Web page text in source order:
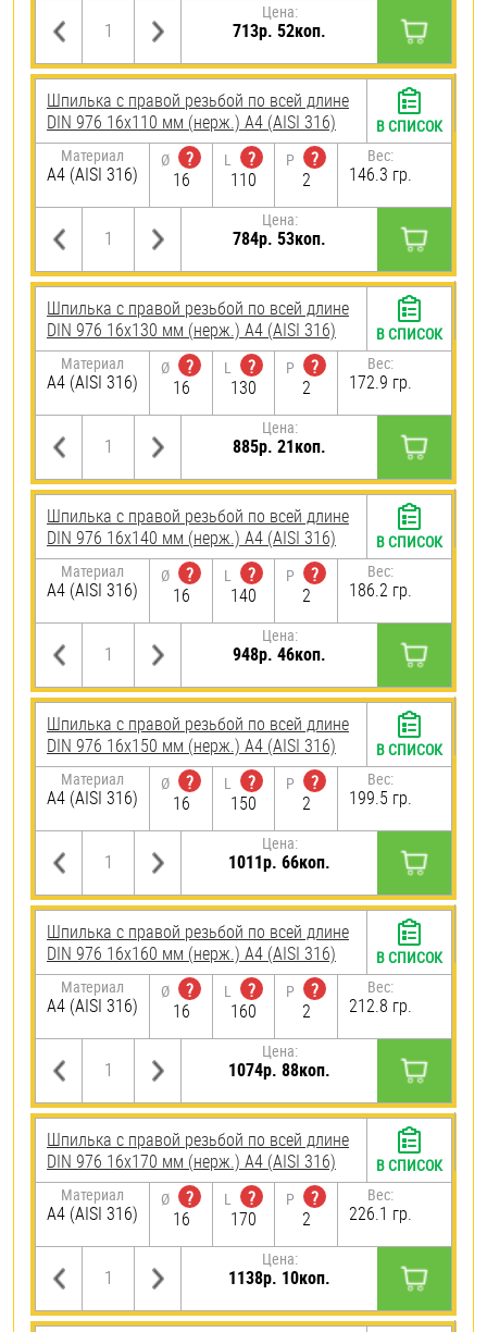
Цена:
713р. 52коп.
Шпилька с правой резьбой по всей длине
DIN 976 16х110 мм (нерж.) A4 (AISI 316)
Материал
A4 (AISI 316)
Ø
?
16
L
?
110
P
?
2
Вес:
146.3 гр.
Цена:
784р. 53коп.
В СПИСОК
Шпилька с правой резьбой по всей длине
DIN 976 16х130 мм (нерж.) A4 (AISI 316)
Материал
A4 (AISI 316)
Ø
?
16
L
?
130
P
?
2
Вес:
172.9 гр.
Цена:
885р. 21коп.
В СПИСОК
Шпилька с правой резьбой по всей длине
DIN 976 16х140 мм (нерж.) A4 (AISI 316)
Материал
A4 (AISI 316)
Ø
?
16
L
?
140
P
?
2
Вес:
186.2 гр.
Цена:
948р. 46коп.
В СПИСОК
Шпилька с правой резьбой по всей длине
DIN 976 16х150 мм (нерж.) A4 (AISI 316)
Материал
A4 (AISI 316)
Ø
?
16
L
?
150
P
?
2
Вес:
199.5 гр.
Цена:
1011р. 66коп.
В СПИСОК
Шпилька с правой резьбой по всей длине
DIN 976 16х160 мм (нерж.) A4 (AISI 316)
Материал
A4 (AISI 316)
Ø
?
16
L
?
160
P
?
2
Вес:
212.8 гр.
Цена:
1074р. 88коп.
В СПИСОК
Шпилька с правой резьбой по всей длине
DIN 976 16х170 мм (нерж.) A4 (AISI 316)
Материал
A4 (AISI 316)
Ø
?
16
L
?
170
P
?
2
Вес:
226.1 гр.
Цена:
1138р. 10коп.
В СПИСОК